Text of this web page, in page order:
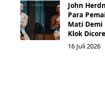
John
Para
Mati Demi
Klok
16 Juli 2026